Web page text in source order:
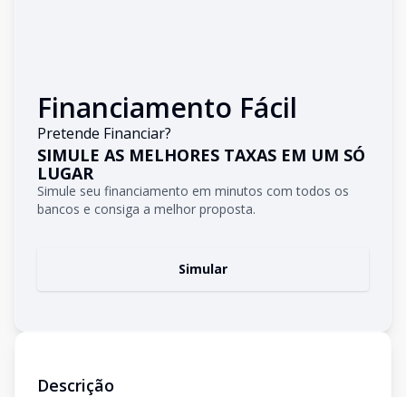
Financiamento Fácil
Pretende Financiar?
SIMULE AS MELHORES TAXAS EM UM SÓ
LUGAR
Simule seu financiamento em minutos com todos os
bancos e consiga a melhor proposta.
Simular
Descrição